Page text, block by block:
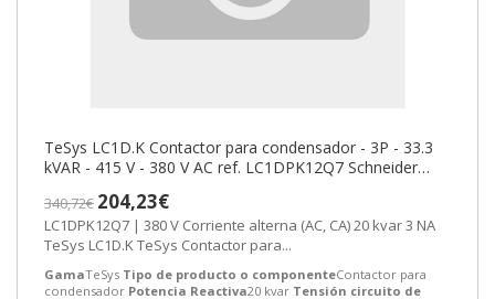
TeSys LC1D.K Contactor para condensador - 3P - 33.3
kVAR - 415 V - 380 V AC ref. LC1DPK12Q7 Schneider
340,72€ 204,23€
LC1DPK12Q7 | 380 V Corriente alterna (AC, CA) 20 kvar 3 NA
TeSys LC1D.K TeSys Contactor para...
GamaTeSys Tipo de producto o componenteContactor para
condensador Potencia Reactiva20 kvar Tensión circuito de